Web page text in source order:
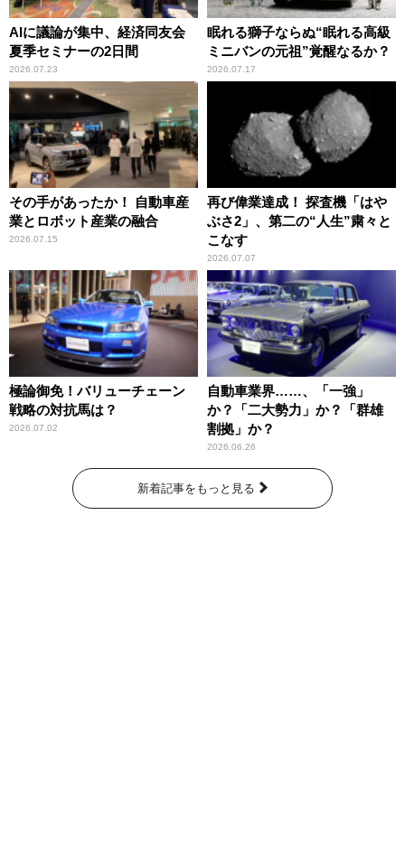
AIに議論が集中、経済同友会
夏季セミナーの2日間
2026.07.23
眠れる獅子ならぬ“眠れる高級
ミニバンの元祖”覚醒なるか？
2026.07.17
その手があったか！ 自動車産
業とロボット産業の融合
2026.07.15
再び偉業達成！ 探査機「はや
ぶさ2」、第二の“人生”粛々と
こなす
2026.07.07
極論御免！バリューチェーン
戦略の対抗馬は？
2026.07.02
自動車業界……、「一強」
か？「二大勢力」か？「群雄
割拠」か？
2026.06.26
新着記事をもっと見る